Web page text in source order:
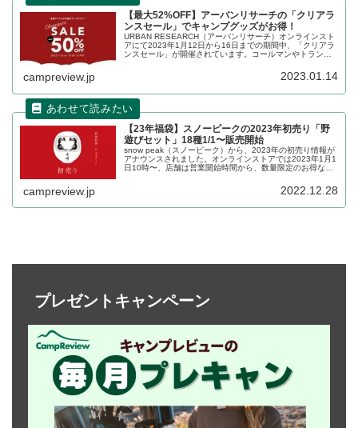
【最大52%OFF】アーバンリサーチの「クリアラ
ンスセール」でキャンプグッズがお得！
URBAN RESEARCH（アーバンリサーチ）オンラインスト
アにて2023年1月12日から16日までの期間中、「クリアラ
ンスセール」が開催されています。コールマンやトランク
プグッズもお得に購入できます。詳細をレビューします。
campreview.jp 2023.01.14
【23年福袋】スノーピークの2023年初売り「野
遊びセット」18種1/1〜販売開始
snow peak（スノーピーク）から、2023年の初売り情報が
アナウンスされました。オンラインストアでは2023年1月1
日10時〜、店舗は営業開始時間から、数量限定のお得な野
campreview.jp 2022.12.28
プレゼントキャンペーン